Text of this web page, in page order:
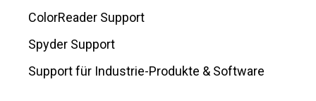
ColorReader Support
Spyder Support
Support für Industrie-Produkte & Software